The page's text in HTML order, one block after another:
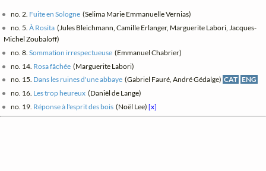
no. 2. Fuite en Sologne (Selima Marie Emmanuelle Vernias)
no. 5.À Rosita (Jules Bleichmann, Camille Erlanger, Marguerite Labori, Jacques-
Michel Zoubaloff)
no. 8.Sommation irrespectueuse (Emmanuel Chabrier)
no. 14. Rosa fâchée (Marguerite Labori)
no. 15. Dans les ruines d'une abbaye (Gabriel Fauré, André Gédalge) CAT ENG
no. 16. Les trop heureux (Daniël de Lange)
no. 19. Réponse à l'esprit des bois (Noël Lee)[x]